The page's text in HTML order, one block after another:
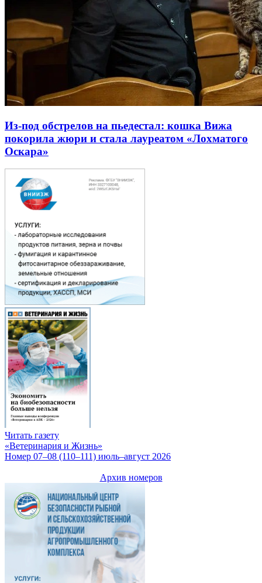
Из-под обстрелов на пьедестал: кошка Вижа
покорила жюри и стала лауреатом «Лохматого
Оскара»
Читать газету
«Ветеринария и Жизнь»
Номер 07–08 (110–111) июль–август 2026
Архив номеров